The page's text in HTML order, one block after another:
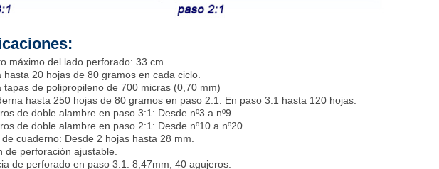
máximo del lado perforado: 33 cm.
hasta 20 hojas de 80 gramos en cada ciclo.
tapas de polipropileno de 700 micras (0,70 mm)
hasta 250 hojas de 80 gramos en paso 2:1. En paso 3:1 hasta 120 hojas.
de doble alambre en paso 3:1: Desde nº3 a nº9.
de doble alambre en paso 2:1: Desde nº10 a nº20.
cuaderno: Desde 2 hojas hasta 28 mm.
de perforación ajustable.
de perforado en paso 3:1: 8,47mm, 40 agujeros.